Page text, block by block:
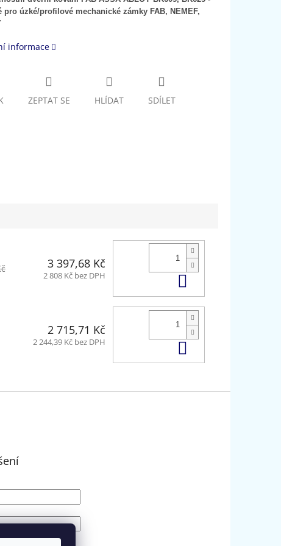
pro úzké/profilové mechanické zámky FAB, NEMEF,
informace
ZEPTAT SE HLÍDAT SDÍLET
3 397,68 Kč
2 808 Kč bez DPH
2 715,71 Kč
2 244,39 Kč bez DPH Do košíku
SE